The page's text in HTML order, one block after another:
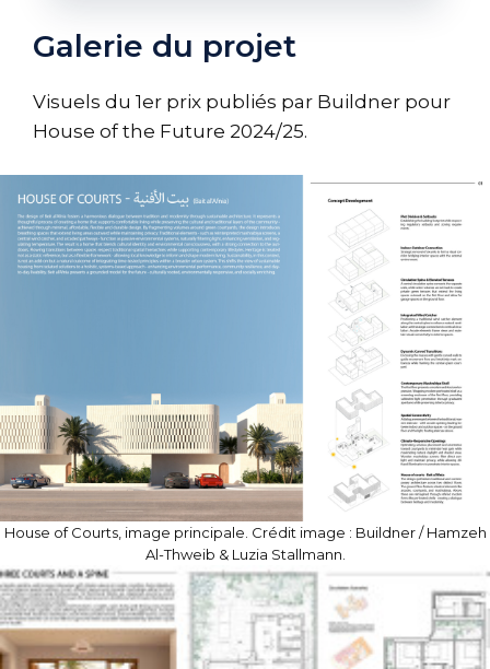
Galerie du projet
Visuels du 1er prix publiés par Buildner pour
House of the Future 2024/25.
House of Courts, image principale. Crédit image : Buildner / Hamzeh
Al-Thweib & Luzia Stallmann.